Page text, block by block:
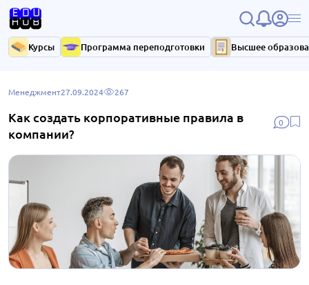
Курсы Программа переподготовки Высшее
0
Менеджмент27.09.2024 267
Как создать корпоративные правила в
компании?